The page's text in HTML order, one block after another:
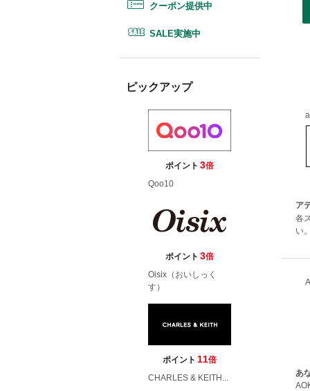
クーポン提供中
SALE実施中
ピックアップ
ポイント 3倍
Qoo10
ポイント 3倍
Oisix（おいしっく
す）
ポイント 11倍
CHARLES & KEITH...
ア
各
い。
あ